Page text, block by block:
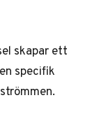
skapar ett
specifik